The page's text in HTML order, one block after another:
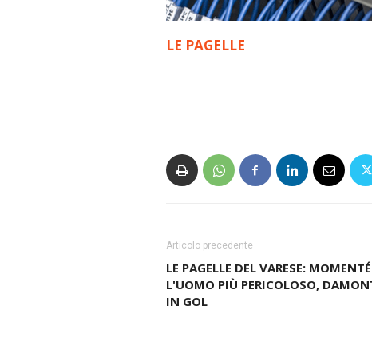
LE PAGELLE
Articolo precedente
LE PAGELLE DEL VARESE: MOMENTÉ
L'UOMO PIÙ PERICOLOSO,
IN GOL